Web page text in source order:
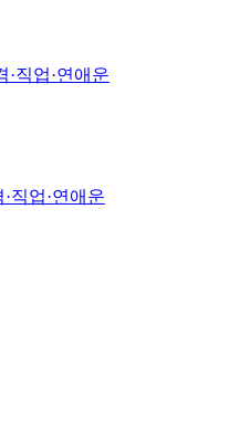
직업·연애운
직업·연애운